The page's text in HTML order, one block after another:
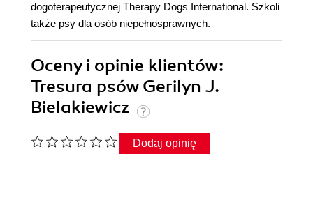
dogoterapeutycznej Therapy Dogs International. Szkoli
także psy dla osób niepełnosprawnych.
Oceny i opinie klientów:
Tresura psów Gerilyn J.
Bielakiewicz
Dodaj opinię